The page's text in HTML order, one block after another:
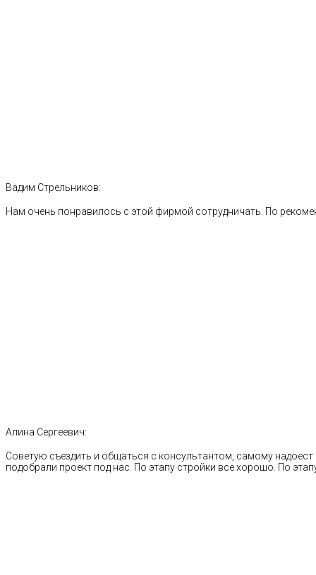
Вадим Стрельников:
Нам очень понравилось с этой фирмой сотрудничать. По
Алина Сергеевич:
Советую съездить и общаться с консультантом, самому
подобрали проект под нас. По этапу стройки все хорошо. По